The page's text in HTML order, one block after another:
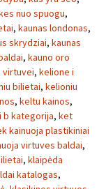
nuo spuogu,
, kaunas londonas,
skrydziai, kaunas
, kauno oro
virtuvei, kelione i
bilietai, kelioniu
, keltu kainos,
kategorija, ket
kainuoja plastikiniai
virtuves baldai,
, klaipėda
katalogas,